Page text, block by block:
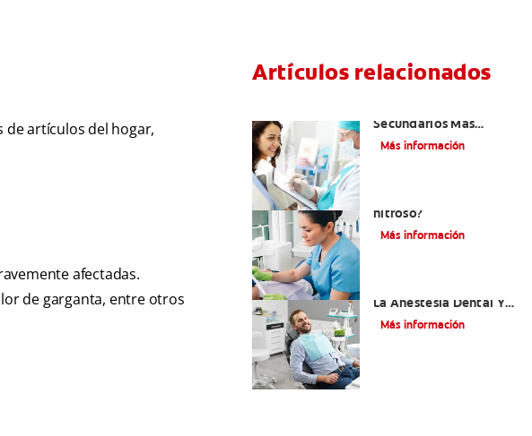
de artículos del hogar,
afectadas.
de garganta, entre otros
Artículos relacionados
Secundarios Más
Comunes De La
Más información
nitroso?
Más información
La Anestesia Dental Y
Causas De Tratamiento
Más información